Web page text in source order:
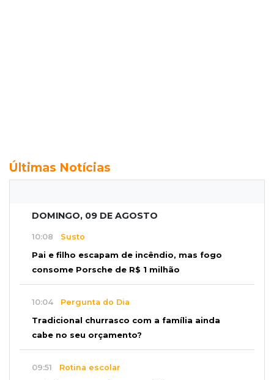
Últimas Notícias
DOMINGO, 09 DE AGOSTO
10:08 Susto
Pai e filho escapam de incêndio, mas fogo
consome Porsche de R$ 1 milhão
10:04 Pergunta do Dia
Tradicional churrasco com a família ainda
cabe no seu orçamento?
09:51 Rotina escolar